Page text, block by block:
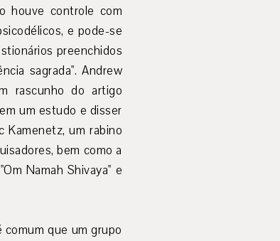
houve controle com
e pode-se
preenchidos
sagrada". Andrew
rascunho do artigo
um estudo e disser
Kamenetz, um rabino
bem como a
Namah Shivaya" e
que um grupo